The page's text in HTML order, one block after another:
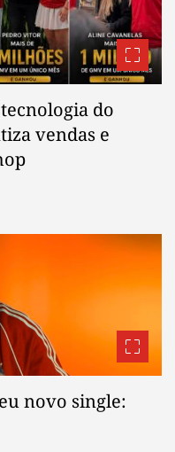
do
vendas e
novo single: